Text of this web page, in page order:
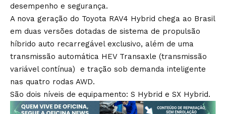
desempenho e segurança.
A nova geração do Toyota RAV4 Hybrid chega ao Brasil
em duas versões dotadas de sistema de propulsão
híbrido auto recarregável exclusivo, além de uma
transmissão automática HEV Transaxle (transmissão
variável contínua) e tração sob demanda inteligente
nas quatro rodas AWD.
São dois níveis de equipamento: S Hybrid e SX Hybrid.